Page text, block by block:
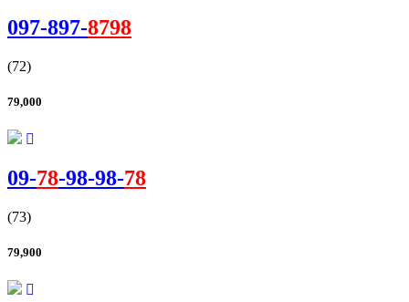
097-897-8798
(72)
79,000
09-78-98-98-78
(73)
79,900